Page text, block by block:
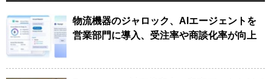
物流機器のジャロック、AIエージェントを
営業部門に導入、受注率や商談化率が向上